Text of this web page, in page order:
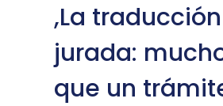
,La traducción
jurada:
que un